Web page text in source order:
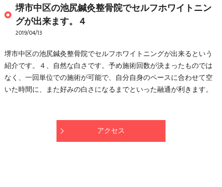
堺市中区の池尻鍼灸整骨院でセルフホワイトニン
グが出来ます。４
2019/04/13
堺市中区の池尻鍼灸整骨院でセルフホワイトニングが出来るという
紹介です。４、自然な白さです。予め施術回数が決まったものでは
なく、一回単位での施術が可能で、自分自身のペースに合わせて空
いた時間に、また好みの白さになるまでといった融通が利きます。
アクセス